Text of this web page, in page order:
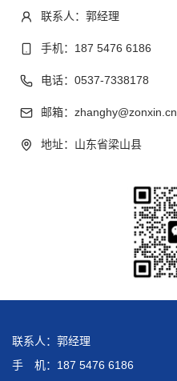
联系人：郭经理
手机：187 5476 6186
电话：0537-7338178
邮箱：zhanghy@zonxin.cn
地址：山东省梁山县
联系人：郭经理
手 机：187 5476 6186